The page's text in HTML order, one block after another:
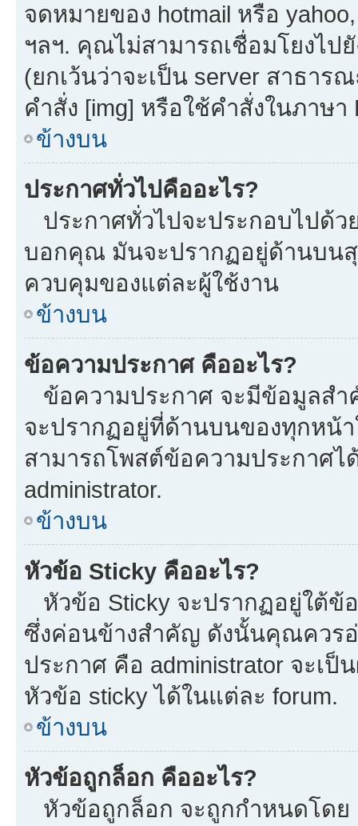
จดหมายของ hotmail หรือ
ฯลฯ. คุณไม่สามารถเชื่อมโยงไป
(ยกเว้นว่าจะเป็น server สาธาร
คำสั่ง [img] หรือใช้คำสั่งในภาษ
ข้างบน
ประกาศทั่วไปคืออะไร?
ประกาศทั่วไปจะประกอบไปด้
บอกคุณ มันจะปรากฏอยู่ด้านบน
ควบคุมของแต่ละผู้ใช้งาน
ข้างบน
ข้อความประกาศ คืออะไร?
ข้อความประกาศ จะมีข้อมูลส
จะปรากฏอยู่ที่ด้านบนของทุกหน้
สามารถโพสต์ข้อความประกาศ
administrator.
ข้างบน
หัวข้อ Sticky คืออะไร?
หัวข้อ Sticky จะปรากฏอยู่ใต้ข้
ซึ่งค่อนข้างสำคัญ ดังนั้นคุณควรอ่
ประกาศ คือ administrator จะเ
หัวข้อ sticky ได้ในแต่ละ forum.
ข้างบน
หัวข้อถูกล็อก คืออะไร?
หัวข้อถูกล็อก จะถูกกำหนดโดย